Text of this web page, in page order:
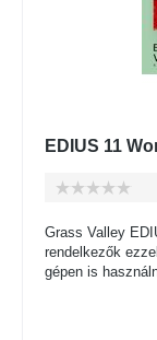
EDIUS 11
Grass Valley
rendelkezők
gépen is